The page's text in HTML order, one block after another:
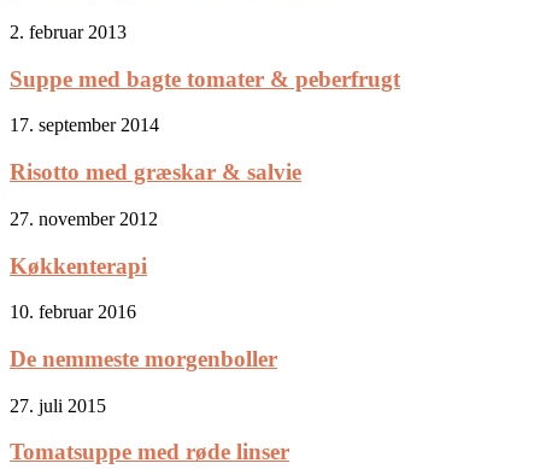
2. februar 2013
Suppe med bagte tomater & peberfrugt
17. september 2014
Risotto med græskar & salvie
27. november 2012
Køkkenterapi
10. februar 2016
De nemmeste morgenboller
27. juli 2015
Tomatsuppe med røde linser